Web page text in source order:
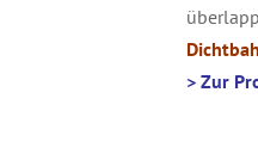
> Zur